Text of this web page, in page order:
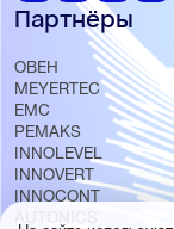
Партнёры
ОВЕН
MEYERTEC
EMC
PEMAKS
INNOLEVEL
INNOVERT
INNOCONT
AUTONICS